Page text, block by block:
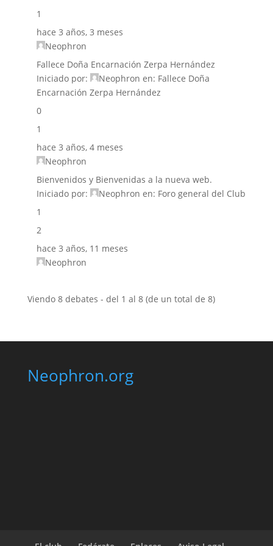
1
hace 3 años, 3 meses
Neophron
Fallece Doña Encarnación Zerpa Hernández
Iniciado por:
Neophron en: Fallece Doña
Encarnación Zerpa Hernández
0
1
hace 3 años, 4 meses
Neophron
Bienvenidos y Bienvenidas a la nueva web.
Iniciado por:
Neophron en: Foro general del Club
1
2
hace 3 años, 11 meses
Neophron
Viendo 8 debates - del 1 al 8 (de un total de 8)
Neophron.org